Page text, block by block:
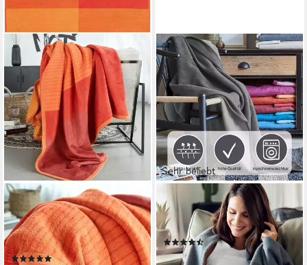
Wohndecke Sorrento
Jacquard, sanfter Farbverlauf,
Kuscheldecke
(103)
Sehr beliebt
IBENA
Wohndecke Cotton Pur, in
trendigen Farben
(211)
59,99 €